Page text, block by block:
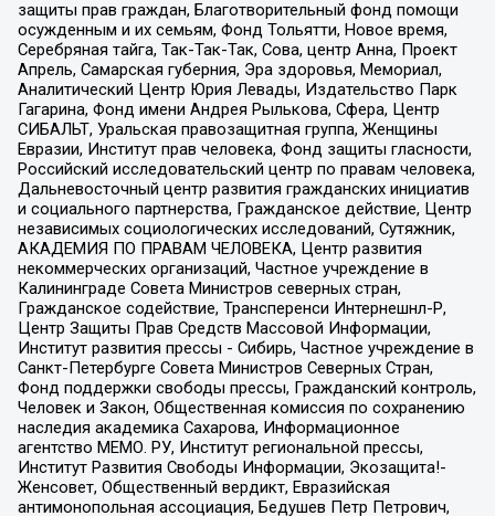
защиты прав граждан, Благотворительный фонд помощи
осужденным и их семьям, Фонд Тольятти, Новое время,
Серебряная тайга, Так-Так-Так, Сова, центр Анна, Проект
Апрель, Самарская губерния, Эра здоровья, Мемориал,
Аналитический Центр Юрия Левады, Издательство Парк
Гагарина, Фонд имени Андрея Рылькова, Сфера, Центр
СИБАЛЬТ, Уральская правозащитная группа, Женщины
Евразии, Институт прав человека, Фонд защиты гласности,
Российский исследовательский центр по правам человека,
Дальневосточный центр развития гражданских инициатив
и социального партнерства, Гражданское действие, Центр
независимых социологических исследований, Сутяжник,
АКАДЕМИЯ ПО ПРАВАМ ЧЕЛОВЕКА, Центр развития
некоммерческих организаций, Частное учреждение в
Калининграде Совета Министров северных стран,
Гражданское содействие, Трансперенси Интернешнл-Р,
Центр Защиты Прав Средств Массовой Информации,
Институт развития прессы - Сибирь, Частное учреждение в
Санкт-Петербурге Совета Министров Северных Стран,
Фонд поддержки свободы прессы, Гражданский контроль,
Человек и Закон, Общественная комиссия по сохранению
наследия академика Сахарова, Информационное
агентство МЕМО. РУ, Институт региональной прессы,
Институт Развития Свободы Информации, Экозащита!-
Женсовет, Общественный вердикт, Евразийская
антимонопольная ассоциация, Бедушев Петр Петрович,